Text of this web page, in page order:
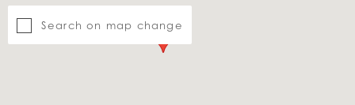
Search on map change